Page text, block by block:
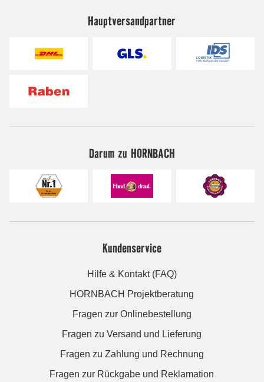
Hauptversandpartner
Darum zu HORNBACH
Kundenservice
Hilfe & Kontakt (FAQ)
HORNBACH Projektberatung
Fragen zur Onlinebestellung
Fragen zu Versand und Lieferung
Fragen zu Zahlung und Rechnung
Fragen zur Rückgabe und Reklamation